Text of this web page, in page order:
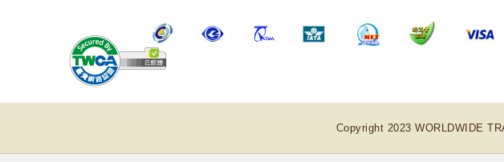
Copyright 2023 WORLDWIDE